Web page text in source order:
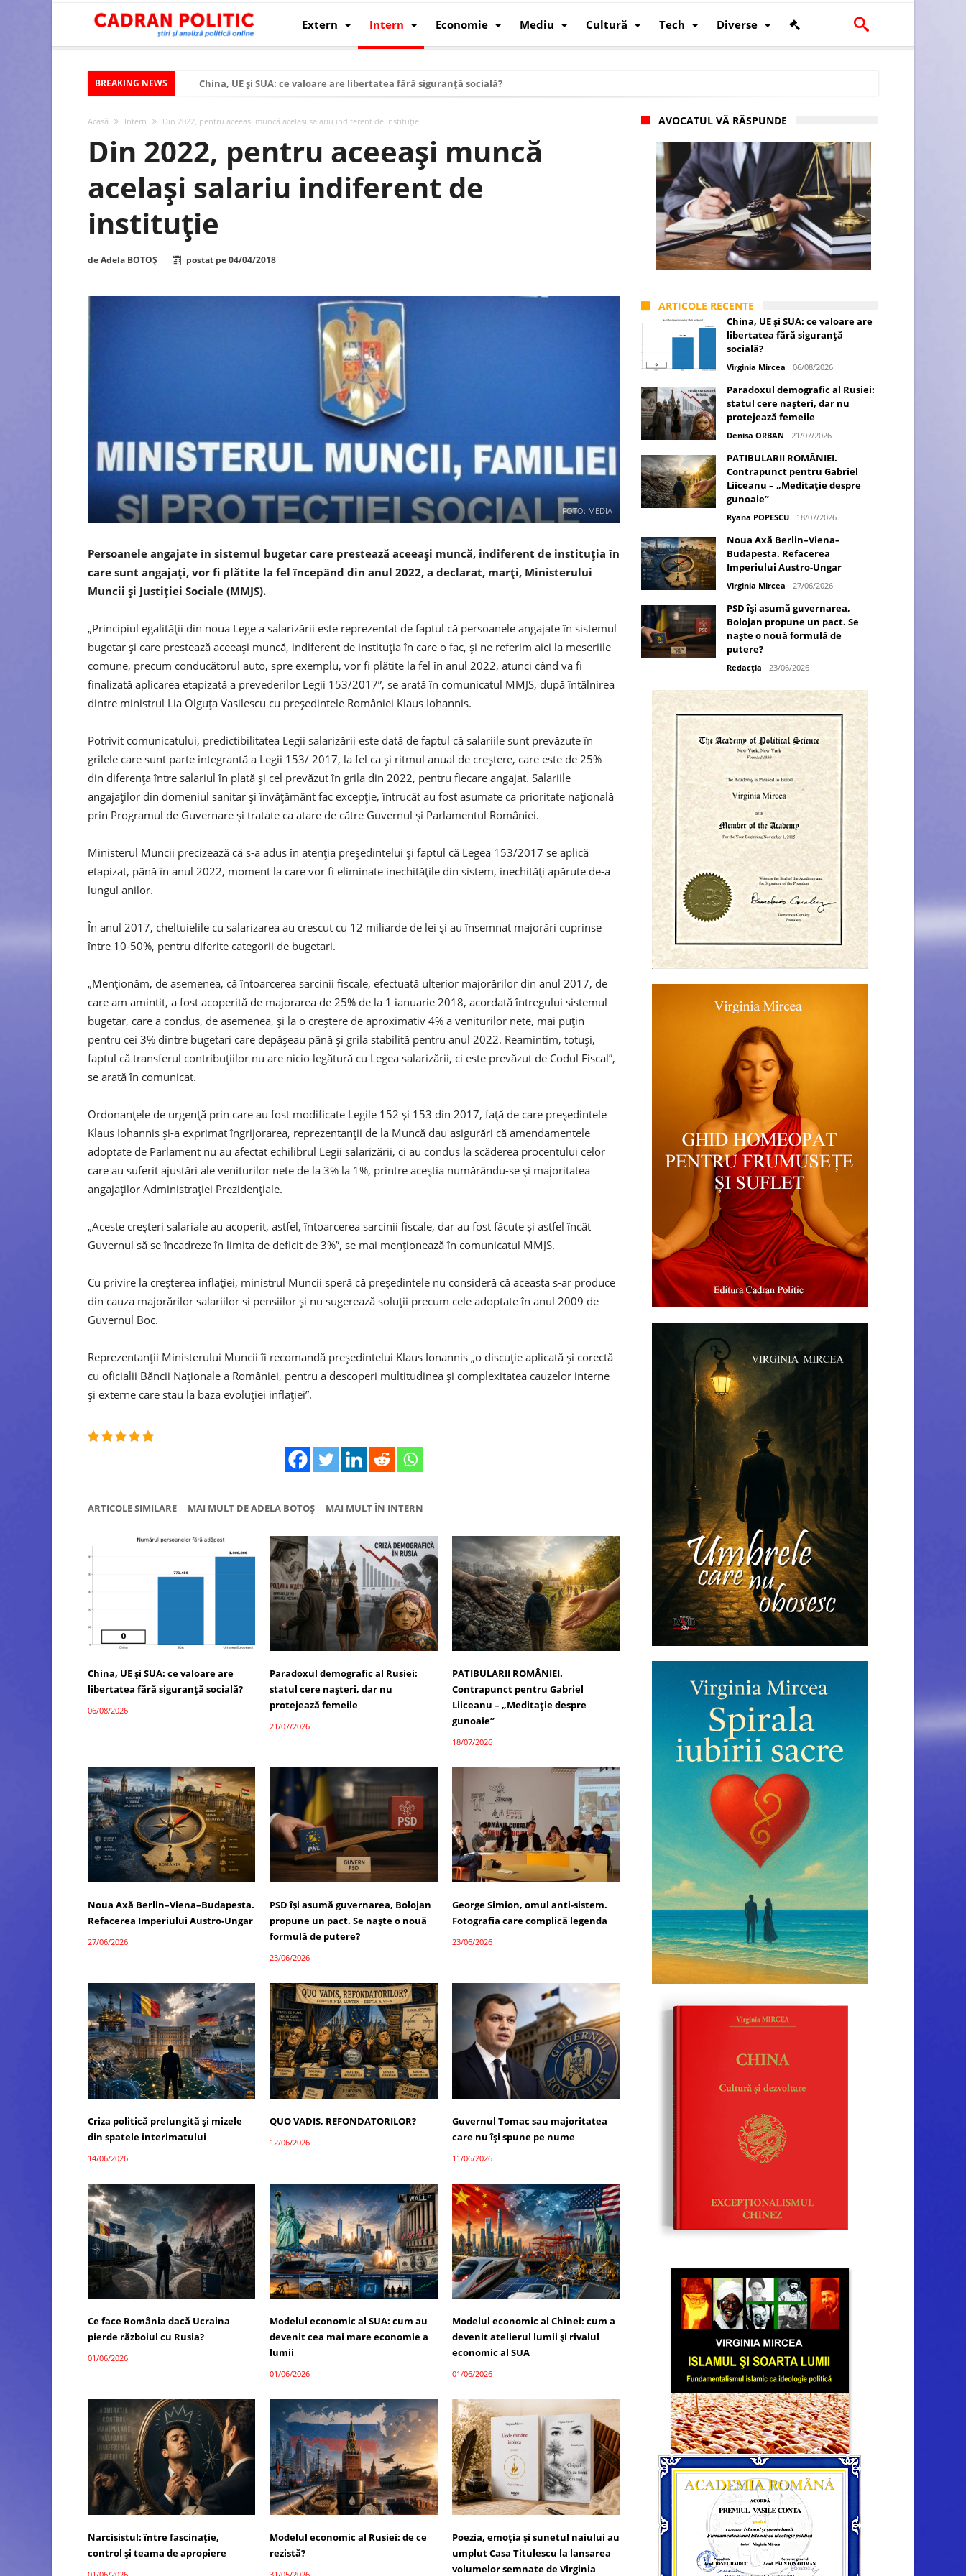
Extern Intern Economie Mediu Cultură Tech Diverse
BREAKING NEWS
China, UE și SUA: ce valoare are libertatea fără siguranță socială?
Modelul economic al Chinei: cum a devenit atelierul lumii și rivalul economic al SUA
Modelul economic al Rusiei: de ce rezistă?
Viitorul României în Uniunea Europeană. Ce ne așteaptă? – O analiză structurală a demografiei, fiscalității și poziției României în U.E.
România – ROExit pentru a supraviețui ca țară
Huawei dezvoltă un nou cip AI pentru a înlocui Nvidia
Acasă Intern Din 2022, pentru aceeași muncă același salariu indiferent de instituție
Din 2022, pentru aceeași muncă
același salariu indiferent de
instituție
deAdela BOTOȘ postat pe04/04/2018
FOTO: MEDIA
Persoanele angajate în sistemul bugetar care prestează aceeaşi muncă, indiferent de instituţia în
care sunt angajați, vor fi plătite la fel începând din anul 2022, a declarat, marţi, Ministerului
Muncii şi Justiţiei Sociale (MMJS).
„Principiul egalităţii din noua Lege a salarizării este reprezentat de faptul că persoanele angajate în sistemul
bugetar şi care prestează aceeaşi muncă, indiferent de instituţia în care o fac, şi ne referim aici la meseriile
comune, precum conducătorul auto, spre exemplu, vor fi plătite la fel în anul 2022, atunci când va fi
finalizată aplicarea etapizată a prevederilor Legii 153/2017”, se arată în comunicatul MMJS, după întâlnirea
dintre ministrul Lia Olguţa Vasilescu cu preşedintele României Klaus Iohannis.
Potrivit comunicatului, predictibilitatea Legii salarizării este dată de faptul că salariile sunt prevăzute în
grilele care sunt parte integrantă a Legii 153/ 2017, la fel ca şi ritmul anual de creştere, care este de 25%
din diferenţa între salariul în plată şi cel prevăzut în grila din 2022, pentru fiecare angajat. Salariile
angajaților din domeniul sanitar şi învăţământ fac excepție, întrucât au fost asumate ca prioritate naţională
prin Programul de Guvernare şi tratate ca atare de către Guvernul şi Parlamentul României.
Ministerul Muncii precizează că s-a adus în atenţia preşedintelui şi faptul că Legea 153/2017 se aplică
etapizat, până în anul 2022, moment la care vor fi eliminate inechităţile din sistem, inechităţi apărute de-a
lungul anilor.
În anul 2017, cheltuielile cu salarizarea au crescut cu 12 miliarde de lei şi au însemnat majorări cuprinse
între 10-50%, pentru diferite categorii de bugetari.
„Menţionăm, de asemenea, că întoarcerea sarcinii fiscale, efectuată ulterior majorărilor din anul 2017, de
care am amintit, a fost acoperită de majorarea de 25% de la 1 ianuarie 2018, acordată întregului sistemul
bugetar, care a condus, de asemenea, şi la o creştere de aproximativ 4% a veniturilor nete, mai puţin
pentru cei 3% dintre bugetari care depăşeau până şi grila stabilită pentru anul 2022. Reamintim, totuşi,
faptul că transferul contribuţiilor nu are nicio legătură cu Legea salarizării, ci este prevăzut de Codul Fiscal”,
se arată în comunicat.
Ordonanţele de urgenţă prin care au fost modificate Legile 152 şi 153 din 2017, faţă de care preşedintele
Klaus Iohannis şi-a exprimat îngrijorarea, reprezentanţii de la Muncă dau asigurări că amendamentele
adoptate de Parlament nu au afectat echilibrul Legii salarizării, ci au condus la scăderea procentului celor
care au suferit ajustări ale veniturilor nete de la 3% la 1%, printre aceştia numărându-se şi majoritatea
angajaţilor Administraţiei Prezidenţiale.
„Aceste creşteri salariale au acoperit, astfel, întoarcerea sarcinii fiscale, dar au fost făcute şi astfel încât
Guvernul să se încadreze în limita de deficit de 3%”, se mai menţionează în comunicatul MMJS.
Cu privire la creşterea inflaţiei, ministrul Muncii speră că preşedintele nu consideră că aceasta s-ar produce
din cauza majorărilor salariilor si pensiilor şi nu sugerează soluţii precum cele adoptate în anul 2009 de
Guvernul Boc.
Reprezentanții Ministerului Muncii îi recomandă preşedintelui Klaus Ionannis „o discuţie aplicată şi corectă
cu oficialii Băncii Naţionale a României, pentru a descoperi multitudinea şi complexitatea cauzelor interne
şi externe care stau la baza evoluţiei inflaţiei”.
ARTICOLE SIMILARE MAI MULT DE ADELA BOTOȘ MAI MULT ÎN INTERN
China, UE și SUA: ce valoare are
libertatea fără siguranță socială?
06/08/2026
Paradoxul demografic al Rusiei:
statul cere nașteri, dar nu
protejează femeile
21/07/2026
PATIBULARII ROMÂNIEI.
Contrapunct pentru Gabriel
Liiceanu – „Meditație despre
gunoaie”
18/07/2026
Noua Axă Berlin–Viena–Budapesta.
Refacerea Imperiului Austro-Ungar
27/06/2026
PSD își asumă guvernarea, Bolojan
propune un pact. Se naște o nouă
formulă de putere?
23/06/2026
George Simion, omul anti-sistem.
Fotografia care complică legenda
23/06/2026
Criza politică prelungită și mizele
din spatele interimatului
14/06/2026
QUO VADIS, REFONDATORILOR?
12/06/2026
Guvernul Tomac sau majoritatea
care nu își spune pe nume
11/06/2026
Ce face România dacă Ucraina
pierde războiul cu Rusia?
01/06/2026
Modelul economic al SUA: cum au
devenit cea mai mare economie a
lumii
01/06/2026
Modelul economic al Chinei: cum a
devenit atelierul lumii și rivalul
economic al SUA
01/06/2026
Narcisistul: între fascinație,
control și teama de apropiere
Modelul economic al Rusiei: de ce
rezistă?
Poezia, emoția și sunetul naiului au
umplut Casa Titulescu la lansarea
volumelor semnate de Virginia
AVOCATUL VĂ RĂSPUNDE
ARTICOLE RECENTE
China, UE și SUA: ce valoare are
libertatea fără siguranță
socială?
Virginia Mircea 06/08/2026
Paradoxul demografic al Rusiei:
statul cere nașteri, dar nu
protejează femeile
Denisa ORBAN 21/07/2026
PATIBULARII ROMÂNIEI.
Contrapunct pentru Gabriel
Liiceanu – „Meditație despre
gunoaie”
Ryana POPESCU 18/07/2026
Noua Axă Berlin–Viena–
Budapesta. Refacerea
Imperiului Austro-Ungar
Virginia Mircea 27/06/2026
PSD își asumă guvernarea,
Bolojan propune un pact. Se
naște o nouă formulă de
putere?
Redacția 23/06/2026